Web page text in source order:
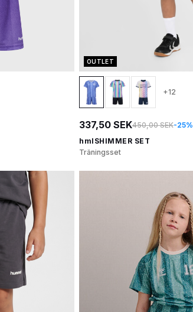
OUTLET
+12
337,50 SEK450,00 SEK-25%
hmlSHIMMER SET
Träningsset